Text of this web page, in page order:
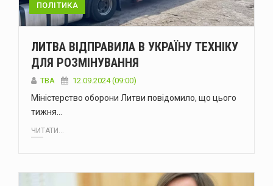
ПОЛІТИКА
ЛИТВА ВІДПРАВИЛА В УКРАЇНУ ТЕХНІКУ
ДЛЯ РОЗМІНУВАННЯ
ТВА 12.09.2024 (09:00)
Міністерство оборони Литви повідомило, що цього
тижня…
ЧИТАТИ...